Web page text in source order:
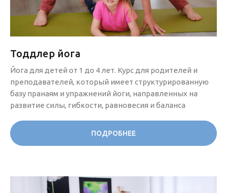
Тоддлер йога
Йога для детей от 1 до 4 лет. Курс для родителей и
преподавателей, который имеет структурированную
базу пранаям и упражнений йоги, направленных на
развитие силы, гибкости, равновесия и баланса
ПОДРОБНЕЕ